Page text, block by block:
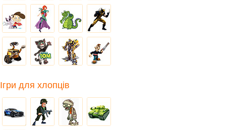
Ігри для хлопців